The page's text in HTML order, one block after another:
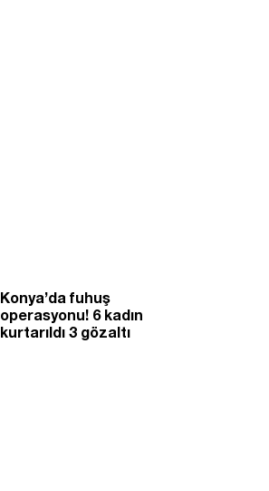
Konya’da fuhuş
operasyonu! 6 kadın
kurtarıldı 3 gözaltı